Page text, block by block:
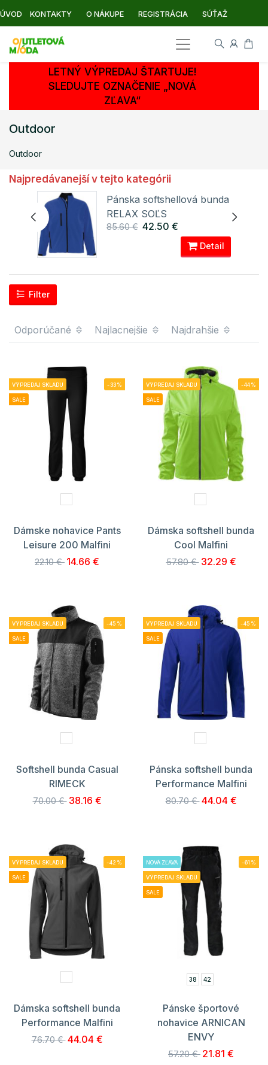
ÚVOD KONTAKTY O NÁKUPE REGISTRÁCIA SÚŤAŽ
LETNÝ VÝPREDAJ ŠTARTUJE!
SLEDUJTE OZNAČENIE „NOVÁ
ZĽAVA“
Outdoor
Outdoor
Najpredávanejší v tejto kategórii
Pánska softshellová bunda
RELAX SOĽS
85.60 € 42.50 €
Detail
Filter
Odporúčané Najlacnejšie Najdrahšie
VÝPREDAJ SKLADU
SALE
-33%
Dámske nohavice Pants
Leisure 200 Malfini
22.10 € 14.66 €
VÝPREDAJ SKLADU
SALE
-44%
Dámska softshell bunda
Cool Malfini
57.80 € 32.29 €
VÝPREDAJ SKLADU
SALE
-45%
Softshell bunda Casual
RIMECK
70.00 € 38.16 €
VÝPREDAJ SKLADU
SALE
-45%
Pánska softshell bunda
Performance Malfini
80.70 € 44.04 €
VÝPREDAJ SKLADU
SALE
-42%
Dámska softshell bunda
Performance Malfini
76.70 € 44.04 €
NOVÁ ZĽAVA
VÝPREDAJ SKLADU
SALE
-61%
38 42
Pánske športové
nohavice ARNICAN
ENVY
57.20 € 21.81 €